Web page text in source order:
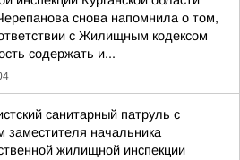
снова напомнила о том,
с Жилищным кодексом
содержать и...
санитарный патруль с
заместителя начальника
жилищной инспекции